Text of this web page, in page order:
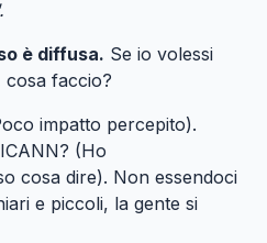
è diffusa. Se io volessi
faccio?
impatto percepito).
(Ho
cosa dire). Non essendoci
e piccoli, la gente si